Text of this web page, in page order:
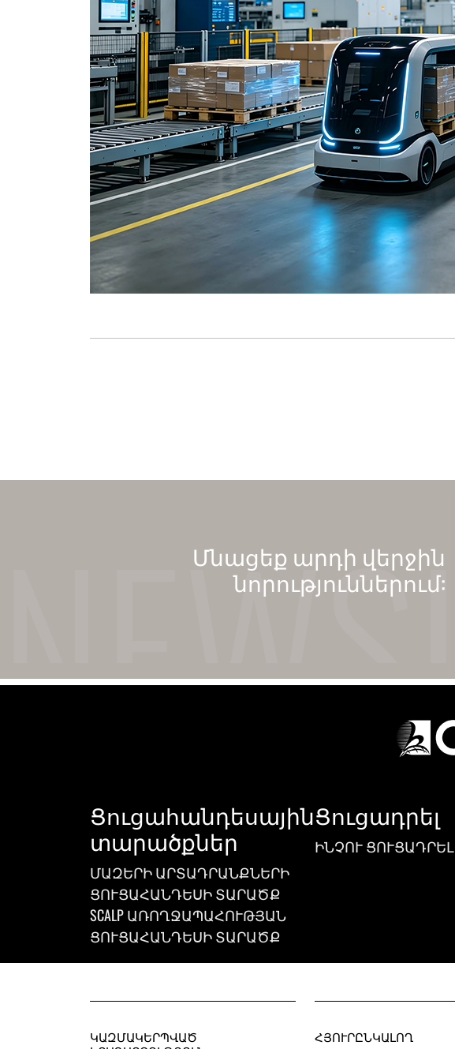
Մնացեք արդի վերջին
նորություններում:
Ցուցահանդեսային
տարածքներ
ՄԱԶԵՐԻ ԱՐՏԱԴՐԱՆՔՆԵՐԻ
ՑՈՒՑԱՀԱՆԴԵՍԻ ՏԱՐԱԾՔ
SCALP ԱՌՈՂՋԱՊԱՀՈՒԹՅԱՆ
ՑՈՒՑԱՀԱՆԴԵՍԻ ՏԱՐԱԾՔ
Ցուցադրել
ԻՆՉՈՒ ՑՈՒՑԱԴՐԵԼ
ԿԱԶՄԱԿԵՐՊՎԱԾ
ՀՅՈՒՐԸՆԿԱԼՈՂ